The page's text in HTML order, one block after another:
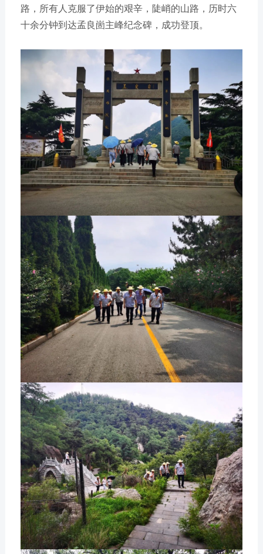
路，所有人克服了伊始的艰辛，陡峭的山路，历时六
十余分钟到达孟良崮主峰纪念碑，成功登顶。